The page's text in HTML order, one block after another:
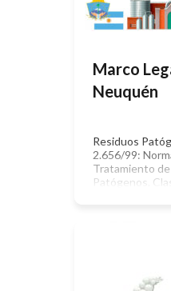
Ambiental de
Seguridad e
Marco
Neuquén
Residuos
2.656/99:
Tratamiento
Patógenos.
Disposición
Registro
de Residuos
Patógenos.
Efluentes